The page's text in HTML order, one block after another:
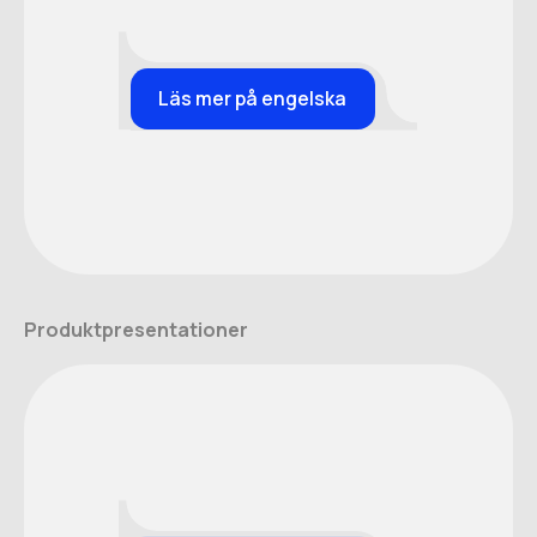
Läs mer på engelska
Produktpresentationer